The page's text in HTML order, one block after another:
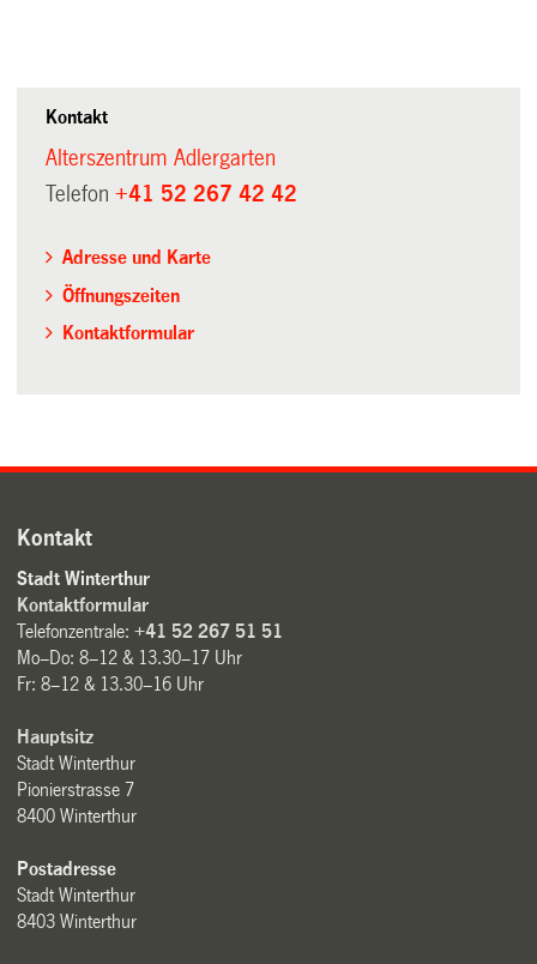
Kontakt
Alterszentrum Adlergarten
Telefon+41 52 267 42 42
Adresse und Karte
Öffnungszeiten
Kontaktformular
Kontakt
Stadt Winterthur
Kontaktformular
Telefonzentrale:+41 52 267 51 51
Mo–Do: 8–12 & 13.30–17 Uhr
Fr: 8–12 & 13.30–16 Uhr
Hauptsitz
Stadt Winterthur
Pionierstrasse 7
8400 Winterthur
Postadresse
Stadt Winterthur
8403 Winterthur